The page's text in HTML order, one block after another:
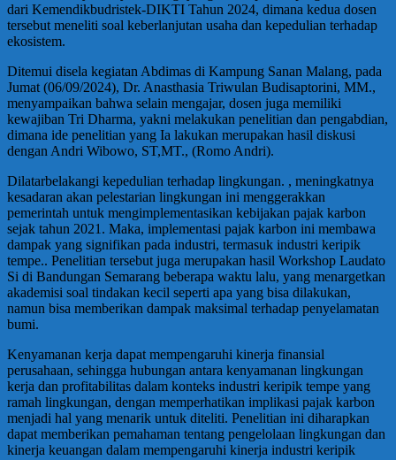
dari Kemendikbudristek-DIKTI Tahun 2024, dimana kedua dosen
tersebut meneliti soal keberlanjutan usaha dan kepedulian terhadap
ekosistem.
Ditemui disela kegiatan Abdimas di Kampung Sanan Malang, pada
Jumat (06/09/2024), Dr. Anasthasia Triwulan Budisaptorini, MM.,
menyampaikan bahwa selain mengajar, dosen juga memiliki
kewajiban Tri Dharma, yakni melakukan penelitian dan pengabdian,
dimana ide penelitian yang Ia lakukan merupakan hasil diskusi
dengan Andri Wibowo, ST,MT., (Romo Andri).
Dilatarbelakangi kepedulian terhadap lingkungan. , meningkatnya
kesadaran akan pelestarian lingkungan ini menggerakkan
pemerintah untuk mengimplementasikan kebijakan pajak karbon
sejak tahun 2021. Maka, implementasi pajak karbon ini membawa
dampak yang signifikan pada industri, termasuk industri keripik
tempe.. Penelitian tersebut juga merupakan hasil Workshop Laudato
Si di Bandungan Semarang beberapa waktu lalu, yang menargetkan
akademisi soal tindakan kecil seperti apa yang bisa dilakukan,
namun bisa memberikan dampak maksimal terhadap penyelamatan
bumi.
Kenyamanan kerja dapat mempengaruhi kinerja finansial
perusahaan, sehingga hubungan antara kenyamanan lingkungan
kerja dan profitabilitas dalam konteks industri keripik tempe yang
ramah lingkungan, dengan memperhatikan implikasi pajak karbon
menjadi hal yang menarik untuk diteliti. Penelitian ini diharapkan
dapat memberikan pemahaman tentang pengelolaan lingkungan dan
kinerja keuangan dalam mempengaruhi kinerja industri keripik